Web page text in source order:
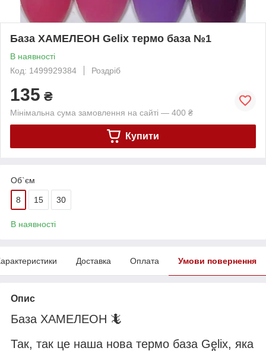
База ХАМЕЛЕОН Gelix термо база №1
В наявності
Код: 1499929384
Роздріб
135 ₴
Мінімальна сума замовлення на сайті — 400 ₴
Купити
Об`єм
8 15 30
В наявності
Доставка Оплата Умови повернення
Опис
База ХАМЕЛЕОН 🦎
Так, так це наша нова термо база Gelix, яка